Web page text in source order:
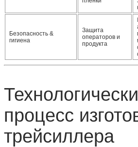
Безопасность &
гигиена
Защита
операторов и
продукта
процесс
трейсиллера